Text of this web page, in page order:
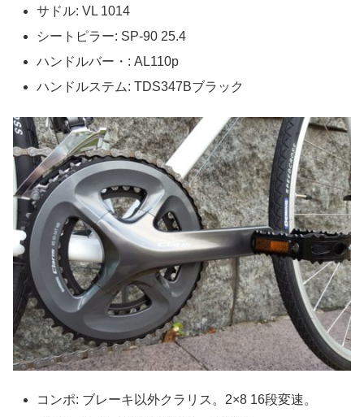
サドル: VL 1014
シートピラー: SP-90 25.4
ハンドルバー・: AL110p
ハンドルステム: TDS347Bブラック
コンポ: ブレーキ以外クラリス。2×8 16段変速。